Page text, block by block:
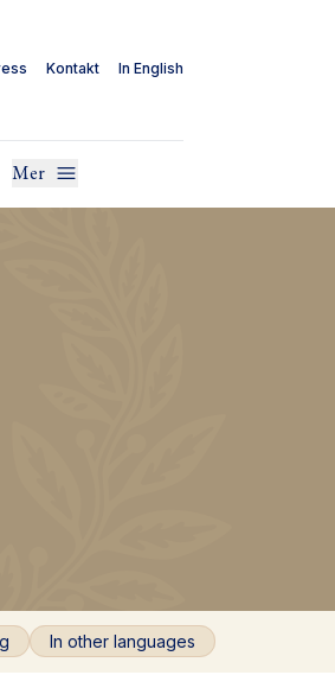
Kontakt In English
Mer
In other languages